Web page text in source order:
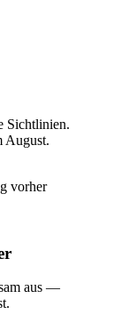
Sichtlinien.
August.
vorher
aus —